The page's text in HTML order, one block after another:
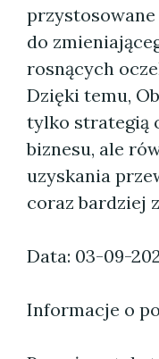
do
rosnących
Dzięki temu,
tylko strategią
biznesu, ale
uzyskania
coraz bardziej
Data: 03-09-
Informacje o